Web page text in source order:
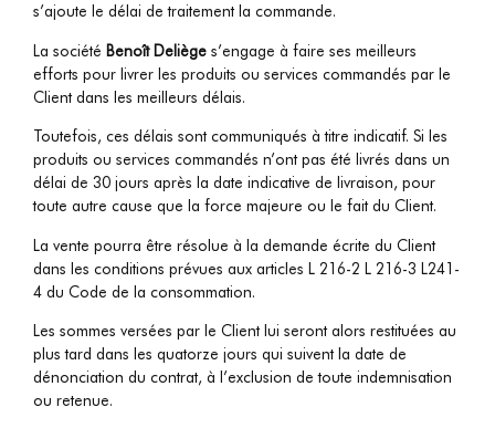
s’ajoute le délai de traitement la commande.
La société Benoît Deliège s’engage à faire ses meilleurs
efforts pour livrer les produits ou services commandés par le
Client dans les meilleurs délais.
Toutefois, ces délais sont communiqués à titre indicatif. Si les
produits ou services commandés n’ont pas été livrés dans un
délai de 30 jours après la date indicative de livraison, pour
toute autre cause que la force majeure ou le fait du Client.
La vente pourra être résolue à la demande écrite du Client
dans les conditions prévues aux articles L 216-2 L 216-3 L241-
4 du Code de la consommation.
Les sommes versées par le Client lui seront alors restituées au
plus tard dans les quatorze jours qui suivent la date de
dénonciation du contrat, à l’exclusion de toute indemnisation
ou retenue.